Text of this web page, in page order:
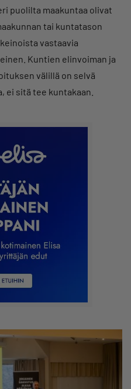
puolilta maakuntaa olivat
tai kuntatason
vastaavia
Kuntien elinvoiman ja
välillä on selvä
ei sitä tee kuntakaan.